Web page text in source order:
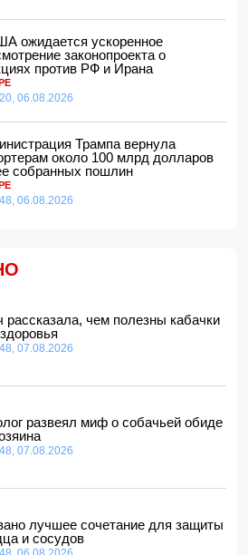
против России
убийства мужа и жены в
отозвали от должности посла
на 8 августа
с зарплатой до 10
ожидается ускоренное
законопроекта о
против РФ и Ирана
06.08.2026
Трампа вернула
около 100 млрд долларов
собранных пошлин
06.08.2026
рассказала, чем полезны кабачки
07.08.2026
развеял миф о собачьей обиде
07.08.2026
лучшее сочетание для защиты
и сосудов